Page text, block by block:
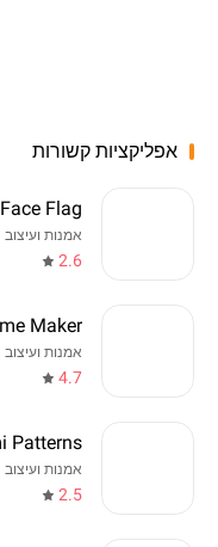
אפליקציות קשורות
Face Flag
אמנות ועיצוב
2.6
אמנות ועיצוב
4.7
אמנות ועיצוב
2.5